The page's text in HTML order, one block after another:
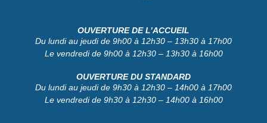
OUVERTURE DE L’ACCUEIL
Du lundi au jeudi de 9h00 à 12h30 – 13h30 à 17h00
Le vendredi de 9h00 à 12h30 – 13h30 à 16h00
OUVERTURE DU STANDARD
Du lundi au jeudi de 9h30 à 12h30 – 14h00 à 17h00
Le vendredi de 9h30 à 12h30 – 14h00 à 16h00